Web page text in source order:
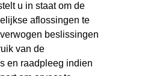
u in staat om de
aflossingen te
beslissingen
van de
en raadpleeg indien